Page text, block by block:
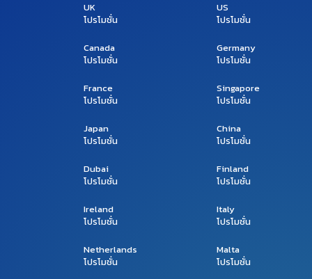
UK
โปรโมชั่น
US
โปรโมชั่น
Canada
โปรโมชั่น
Germany
โปรโมชั่น
France
โปรโมชั่น
Singapore
โปรโมชั่น
Japan
โปรโมชั่น
China
โปรโมชั่น
Dubai
โปรโมชั่น
Finland
โปรโมชั่น
Ireland
โปรโมชั่น
Italy
โปรโมชั่น
Netherlands
โปรโมชั่น
Malta
โปรโมชั่น